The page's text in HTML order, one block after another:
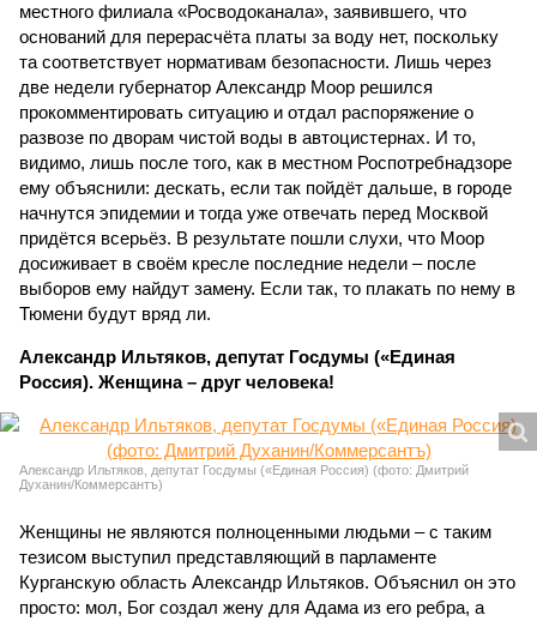
местного филиала «Росводоканала», заявившего, что
оснований для перерасчёта платы за воду нет, поскольку
та соответствует нормативам безопасности. Лишь через
две недели губернатор Александр Моор решился
прокомментировать ситуацию и отдал распоряжение о
развозе по дворам чистой воды в автоцистернах. И то,
видимо, лишь после того, как в местном Роспотребнадзоре
ему объяснили: дескать, если так пойдёт дальше, в городе
начнутся эпидемии и тогда уже отвечать перед Москвой
придётся всерьёз. В результате пошли слухи, что Моор
досиживает в своём кресле последние недели – после
выборов ему найдут замену. Если так, то плакать по нему в
Тюмени будут вряд ли.
Александр Ильтяков, депутат Госдумы («Единая
Россия). Женщина – друг человека!
Александр Ильтяков, депутат Госдумы («Единая Россия) (фото: Дмитрий
Духанин/Коммерсантъ)
Женщины не являются полноценными людьми – с таким
тезисом выступил представляющий в парламенте
Курганскую область Александр Ильтяков. Объяснил он это
просто: мол, Бог создал жену для Адама из его ребра, а